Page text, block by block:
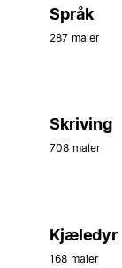
Språk
287 maler
Skriving
708 maler
Kjæledyr
168 maler